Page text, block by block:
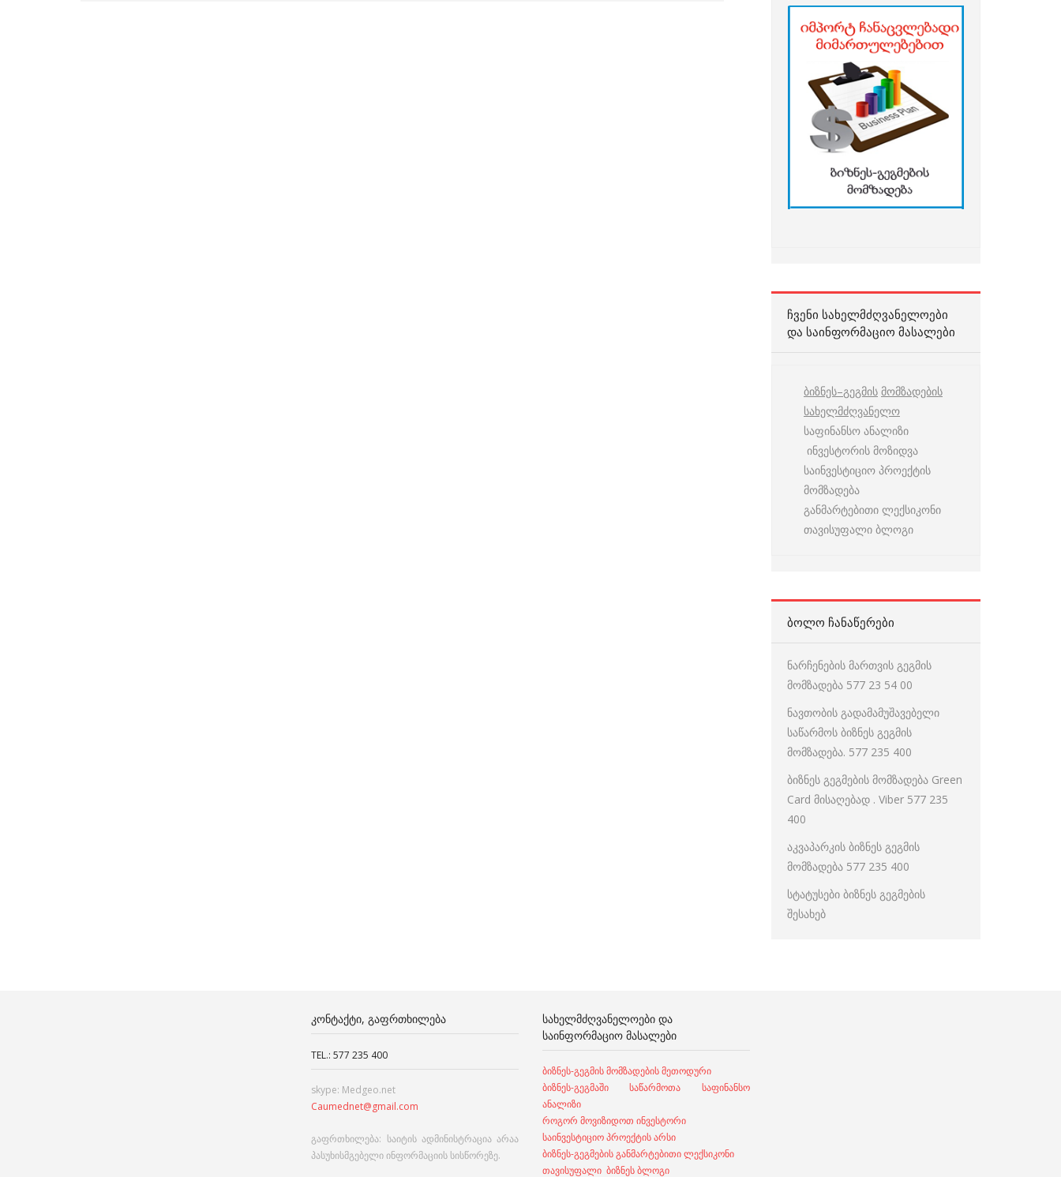
ᲩᲕᲔᲜᲘ ᲡᲐᲮᲔᲚᲛᲫᲦᲕᲐᲜᲔᲚᲝᲔᲑᲘ
ᲓᲐ ᲡᲐᲘᲜᲤᲝᲠᲛᲐᲪᲘᲝ ᲛᲐᲡᲐᲚᲔᲑᲘ
ბიზნეს–გეგმის მომზადების
სახელმძღვანელო
საფინანსო ანალიზი
ინვესტორის მოზიდვა
საინვესტიციო პროექტის
მომზადება
განმარტებითი ლექსიკონი
თავისუფალი ბლოგი
ᲑᲝᲚᲝ ᲩᲐᲜᲐᲬᲔᲠᲔᲑᲘ
ნარჩენების მართვის გეგმის
მომზადება 577 23 54 00
ნავთობის გადამამუშავებელი
საწარმოს ბიზნეს გეგმის
მომზადება. 577 235 400
ბიზნეს გეგმების მომზადება Green
Card მისაღებად . Viber 577 235
400
აკვაპარკის ბიზნეს გეგმის
მომზადება 577 235 400
სტატუსები ბიზნეს გეგმების
შესახებ
ᲙᲝᲜᲢᲐᲥᲢᲘ, ᲒᲐᲤᲠᲗᲮᲘᲚᲔᲑᲐ
TEL.: 577 235 400
skype: Medgeo.net
Caumednet@gmail.com
გაფრთხილება: საიტის ადმინისტრაცია არაა
პასუხისმგებელი ინფორმაციის სისწორეზე.
ᲡᲐᲮᲔᲚᲛᲫᲦᲕᲐᲜᲔᲚᲝᲔᲑᲘ ᲓᲐ
ᲡᲐᲘᲜᲤᲝᲠᲛᲐᲪᲘᲝ ᲛᲐᲡᲐᲚᲔᲑᲘ
ბიზნეს-გეგმის მომზადების მეთოდური
ბიზნეს-გეგმაში საწარმოთა საფინანსო
ანალიზი
როგორ მოვიზიდოთ ინვესტორი
საინვესტიციო პროექტის არსი
ბიზნეს-გეგმების განმარტებითი ლექსიკონი
თავისუფალი ბიზნეს ბლოგი